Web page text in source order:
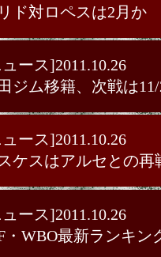
クリチコの前座に
[ニュース
[ニュース
ガンボアがサラス
消